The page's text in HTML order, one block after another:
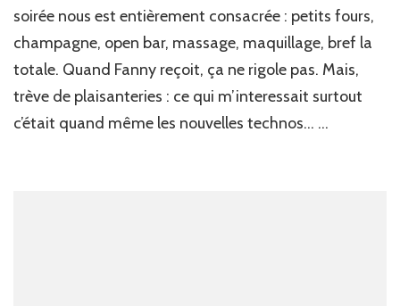
soirée nous est entièrement consacrée : petits fours,
champagne, open bar, massage, maquillage, bref la
totale. Quand Fanny reçoit, ça ne rigole pas. Mais,
trève de plaisanteries : ce qui m’interessait surtout
c’était quand même les nouvelles technos… …